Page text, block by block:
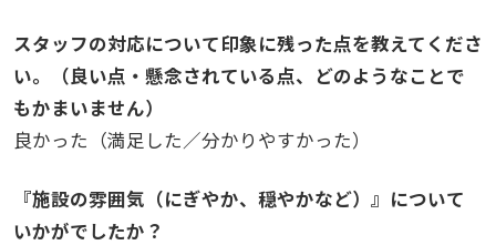
スタッフの対応について印象に残った点を教えてくださ
い。（良い点・懸念されている点、どのようなことで
もかまいません）
良かった（満足した／分かりやすかった）
『施設の雰囲気（にぎやか、穏やかなど）』について
いかがでしたか？